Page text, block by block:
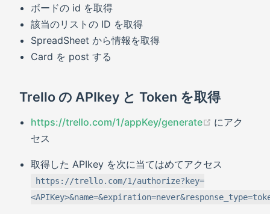
ボードの id を取得
該当のリストの ID を取得
SpreadSheet から情報を取得
Card を post する
Trello の APIkey と Token を取得
https://trello.com/1/appKey/generate (opens
にアク
セス
取得した APIkey を次に当てはめてアクセス
https://trello.com/1/authorize?key=